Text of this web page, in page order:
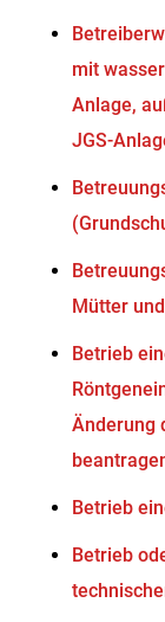
mit
Anlage,
JGS-
Mütter
Betrieb
Änderung
Betrieb
Betrieb